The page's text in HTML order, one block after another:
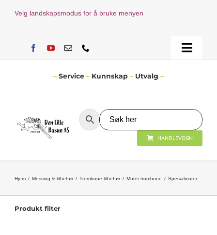
Velg landskapsmodus for å bruke menyen
Toggle
– Service – Kunnskap – Utvalg –
HANDLEVOGN
Hjem Messing & tilbehør Trombone tilbehør Muter trombone Spesialmuter
Produkt filter